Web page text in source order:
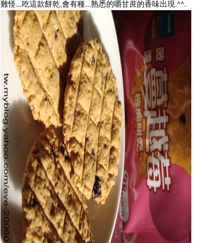
難怪...吃這款餅乾,會有種...熟悉的嚼甘蔗的香味出現.^^.